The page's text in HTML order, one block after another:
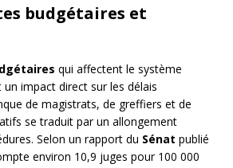
budgétaires et
qui affectent le système
impact direct sur les délais
de magistrats, de greffiers et de
se traduit par un allongement
Selon un rapport du Sénat publié
environ 10,9 juges pour 100 000